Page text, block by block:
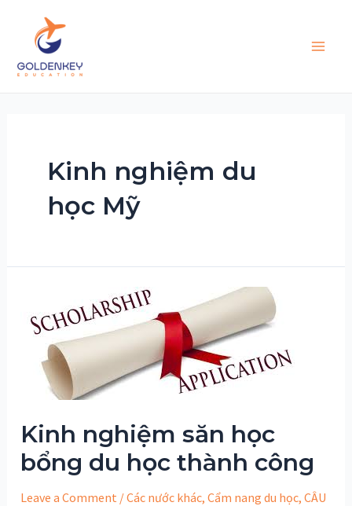
content
Kinh nghiệm du
học Mỹ
Kinh nghiệm săn học
bổng du học thành công
Leave a Comment /Các nước khác,Cẩm nang du học,CÂU